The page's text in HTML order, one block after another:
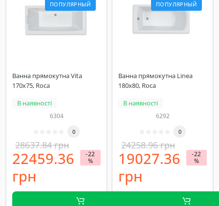
ПОПУЛЯРНЫЙ
Ванна прямокутна Vita
170х75, Roca
В наявності
6304
0
28637.84 грн
-22
%
22459.36
грн
ПОПУЛЯРНЫЙ
Ванна прямокутна Linea
180х80, Roca
В наявності
6292
0
24258.96 грн
-22
%
19027.36
грн